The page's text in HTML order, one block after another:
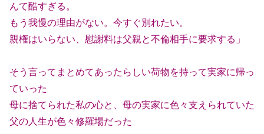
んて酷すぎる。
もう我慢の理由がない。今すぐ別れたい。
親権はいらない、慰謝料は父親と不倫相手に要求する」
そう言ってまとめてあったらしい荷物を持って実家に帰っ
ていった
母に捨てられた私の心と、母の実家に色々支えられていた
父の人生が色々修羅場だった